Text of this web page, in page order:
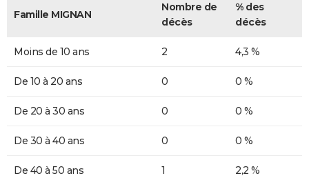
Famille MIGNAN
Nombre de
décès
% des
décès
Moins de 10 ans 2 4,3 %
De 10 à 20 ans 0 0 %
De 20 à 30 ans 0 0 %
De 30 à 40 ans 0 0 %
De 40 à 50 ans 1 2,2 %